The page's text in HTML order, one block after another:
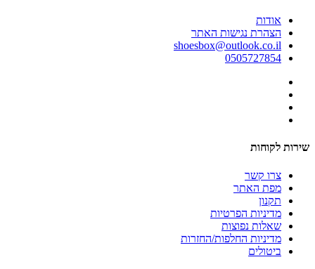
אודות
הצהרת נגישות האתר
shoesbox@outlook.co.il
0505727854
שירות לקוחות
צרו קשר
מפת האתר
תקנון
מדיניות הפרטיות
שאלות נפוצות
מדיניות החלפות/החזרות
ביטולים